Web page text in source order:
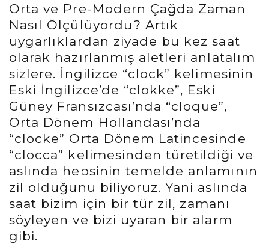
Orta ve Pre-Modern Çağda Zaman
Nasıl Ölçülüyordu? Artık
uygarlıklardan ziyade bu kez saat
olarak hazırlanmış aletleri anlatalım
sizlere. İngilizce “clock” kelimesinin
Eski İngilizce’de “clokke”, Eski
Güney Fransızcası’nda “cloque”,
Orta Dönem Hollandası’nda
“clocke” Orta Dönem Latincesinde
“clocca” kelimesinden türetildiği ve
aslında hepsinin temelde anlamının
zil olduğunu biliyoruz. Yani aslında
saat bizim için bir tür zil, zamanı
söyleyen ve bizi uyaran bir alarm
gibi.